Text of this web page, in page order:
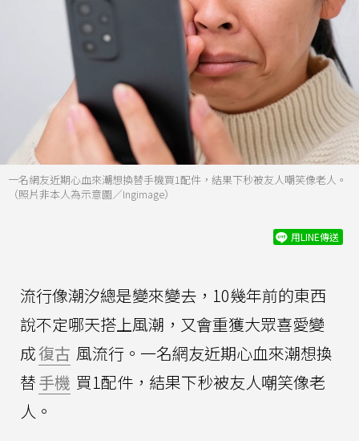
一名網友近期心血來潮想換替手機買1配件，結果下秒被友人嘲笑像老人。
（照片非本人為示意圖／Ingimage）
用LINE傳送
流行像潮汐總是變來變去，10幾年前的東西
說不定哪天搭上風潮，又會重獲大眾喜愛變
成復古 風流行。一名網友近期心血來潮想換
替手機 買1配件，結果下秒被友人嘲笑像老
人。